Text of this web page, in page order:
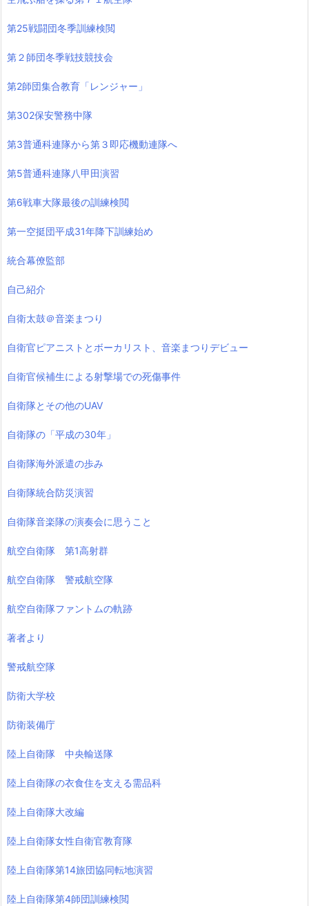
第25戦闘団冬季訓練検閲
第２師団冬季戦技競技会
第2師団集合教育「レンジャー」
第302保安警務中隊
第3普通科連隊から第３即応機動連隊へ
第5普通科連隊八甲田演習
第6戦車大隊最後の訓練検閲
第一空挺団平成31年降下訓練始め
統合幕僚監部
自己紹介
自衛太鼓＠音楽まつり
自衛官ピアニストとボーカリスト、音楽まつりデビュー
自衛官候補生による射撃場での死傷事件
自衛隊とその他のUAV
自衛隊の「平成の30年」
自衛隊海外派遣の歩み
自衛隊統合防災演習
自衛隊音楽隊の演奏会に思うこと
航空自衛隊 第1高射群
航空自衛隊 警戒航空隊
航空自衛隊ファントムの軌跡
著者より
警戒航空隊
防衛大学校
防衛装備庁
陸上自衛隊 中央輸送隊
陸上自衛隊の衣食住を支える需品科
陸上自衛隊大改編
陸上自衛隊女性自衛官教育隊
陸上自衛隊第14旅団協同転地演習
陸上自衛隊第4師団訓練検閲